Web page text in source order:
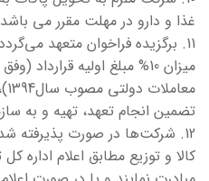
غذا و دارو در مهلت مقرر می
11. برگزیده فراخوان متعهد
میزان 10% مبلغ اولیه
تضمین انجام تعهد، تهیه و به
12. شرکت‌ها در صورت پذیرفته
کالا و توزیع مطابق اعلام اداره